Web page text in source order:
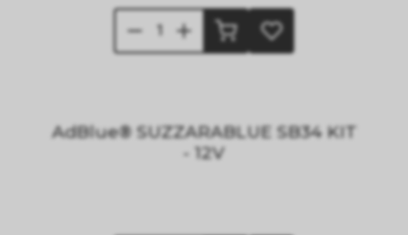
AdBlue® SUZZARABLUE SB34 KIT
- 12V